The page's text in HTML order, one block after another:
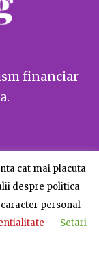
financiar-
cat mai placuta
despre politica
personal
Setari